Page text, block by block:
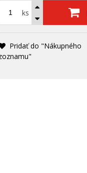
ks
Pridať do "Nákupného